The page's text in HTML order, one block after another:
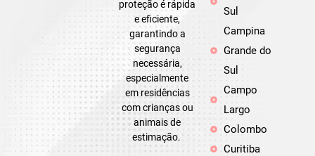
proteção é rápida
e eficiente,
garantindo a
segurança
necessária,
especialmente
em residências
com crianças ou
animais de
estimação.
Sul
Campina
Grande do
Sul
Campo
Largo
Colombo
Curitiba